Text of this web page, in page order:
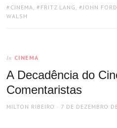
TAGS:
CINEMA, FRITZ LANG , JOHN FORD
WALSH
In CINEMA
A Decadência do
Comentaristas
AUTHOR
MILTON RIBEIRO
POSTED
7 DE DEZEMBRO